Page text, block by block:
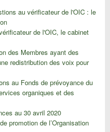
au vérificateur de l'OIC : le
de l'OIC, le cabinet
des Membres ayant des
redistribution des voix pour
au Fonds de prévoyance du
organiques et des
au 30 avril 2020
promotion de l’Organisation